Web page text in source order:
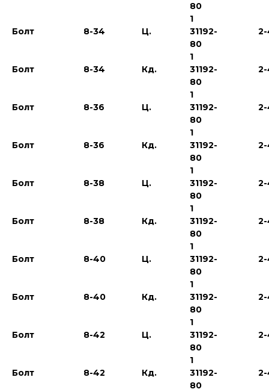
80
Болт 8-34 Ц.
1
31192-
80
Болт 8-34 Кд.
1
31192-
80
Болт 8-36 Ц.
1
31192-
80
Болт 8-36 Кд.
1
31192-
80
Болт 8-38 Ц.
1
31192-
80
Болт 8-38 Кд.
1
31192-
80
Болт 8-40 Ц.
1
31192-
80
Болт 8-40 Кд.
1
31192-
80
Болт 8-42 Ц.
1
31192-
80
Болт 8-42 Кд.
1
31192-
80